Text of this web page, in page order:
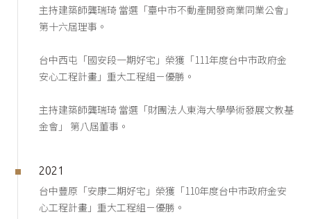
主持建築師龔瑞琦 當選「臺中市不動產開發商業同業公會」
第十六屆理事。
台中西屯「國安段一期好宅」榮獲「111年度台中市政府金
安心工程計畫」重大工程組－優勝。
主持建築師龔瑞琦 當選「財團法人東海大學學術發展文教基
金會」 第八屆董事。
2021
台中豐原「安康二期好宅」榮獲「110年度台中市政府金安
心工程計畫」重大工程組－優勝。